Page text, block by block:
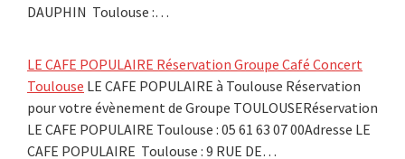
DAUPHIN Toulouse :…
LE CAFE POPULAIRE Réservation Groupe Café Concert
Toulouse LE CAFE POPULAIRE à Toulouse Réservation
pour votre évènement de Groupe TOULOUSERéservation
LE CAFE POPULAIRE Toulouse : 05 61 63 07 00Adresse LE
CAFE POPULAIRE Toulouse : 9 RUE DE…